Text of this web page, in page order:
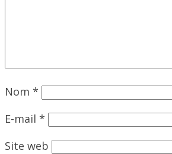
Nom *
E-mail *
Site web